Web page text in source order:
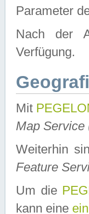
Parameter
Nach der
Verfügung.
Mit
Map Service
Weiterhin
Feature
Um die
kann eine